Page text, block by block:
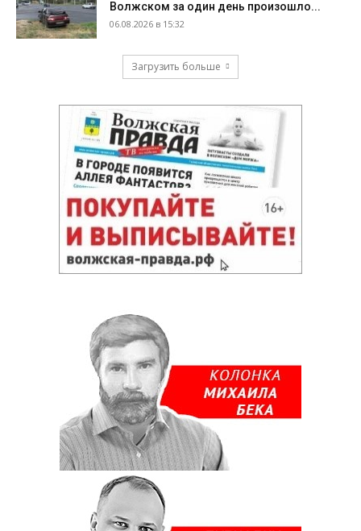
Волжском за один день произошло...
06.08.2026 в 15:32
Загрузить больше